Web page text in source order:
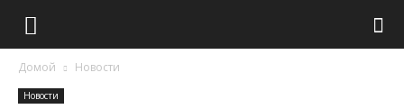
Домой Новости
Новости